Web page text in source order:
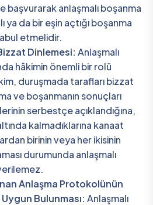
başvurarak anlaşmalı boşanma
ya da bir eşin açtığı boşanma
etmelidir.
Dinlemesi: Anlaşmalı
hâkimin önemli bir rolü
duruşmada tarafları bizzat
ve boşanmanın sonuçları
serbestçe açıklandığına,
kalmadıklarına kanaat
birinin veya her ikisinin
durumunda anlaşmalı
Anlaşma Protokolünün
Bulunması: Anlaşmalı